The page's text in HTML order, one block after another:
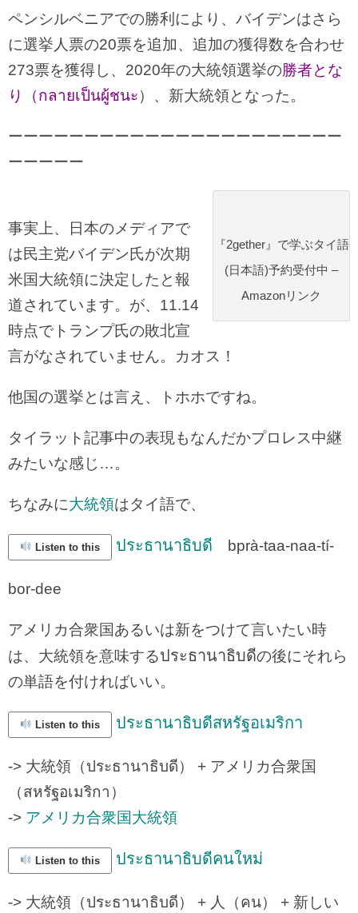
ペンシルベニアでの勝利により、バイデンはさら
に選挙人票の20票を追加、追加の獲得数を合わせ
273票を獲得し、2020年の大統領選挙の勝者とな
り（กลายเป็นผู้ชนะ）、新大統領となった。
ーーーーーーーーーーーーーーーーーーーーーー
ーーーーー
『2gether』で学ぶタイ語
(日本語)予約受付中 –
Amazonリンク
事実上、日本のメディアで
は民主党バイデン氏が次期
米国大統領に決定したと報
道されています。が、11.14
時点でトランプ氏の敗北宣
言がなされていません。カオス！
他国の選挙とは言え、トホホですね。
タイラット記事中の表現もなんだかプロレス中継
みたいな感じ…。
ちなみに大統領はタイ語で、
Listen to this ประธานาธิบดี bprà-taa-naa-tí-
bor-dee
アメリカ合衆国あるいは新をつけて言いたい時
は、大統領を意味するประธานาธิบดีの後にそれら
の単語を付ければいい。
Listen to this ประธานาธิบดีสหรัฐอเมริกา
-> 大統領（ประธานาธิบดี） + アメリカ合衆国
（สหรัฐอเมริกา）
-> アメリカ合衆国大統領
Listen to this ประธานาธิบดีคนใหม่
-> 大統領（ประธานาธิบดี） + 人（คน） + 新しい